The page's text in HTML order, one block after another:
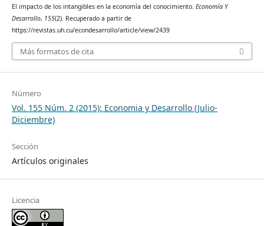
El impacto de los intangibles en la economía del conocimiento. Economía Y
Desarrollo, 155(2). Recuperado a partir de
https://revistas.uh.cu/econdesarrollo/article/view/2439
Más formatos de cita
Número
Vol. 155 Núm. 2 (2015): Economia y Desarrollo (Julio-
Diciembre)
Sección
Artículos originales
Licencia